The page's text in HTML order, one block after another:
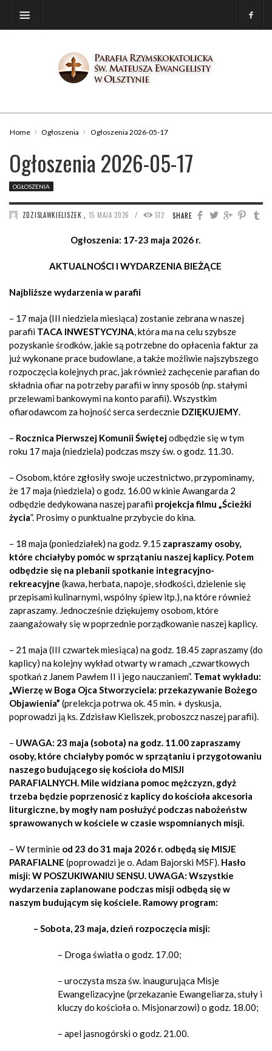
Home Ogłoszenia Ogłoszenia 2026-05-17
Ogłoszenia 2026-05-17
OGŁOSZENIA
SHARE
ZDZISLAWKIELISZEK 15 MAJA 2026 / 512
Ogłoszenia: 17-23 maja 2026 r.
AKTUALNOŚCI I WYDARZENIA BIEŻĄCE
Najbliższe wydarzenia w parafii
– 17 maja (III niedziela miesiąca) zostanie zebrana w naszej
parafii TACA INWESTYCYJNA, którama na celu szybsze
pozyskanie środków, jakie są potrzebne do opłacenia faktur za
już wykonane prace budowlane, a także możliwie najszybszego
rozpoczęcia kolejnych prac, jak również zachęcenie parafian do
składnia ofiar na potrzeby parafii w inny sposób (np. stałymi
przelewami bankowymi na konto parafii).Wszystkim
ofiarodawcom za hojność serca serdecznie DZIĘKUJEMY.
– Rocznica Pierwszej Komunii Świętejodbędzie się w tym
roku 17 maja (niedziela) podczas mszy św. o godz. 11.30.
– Osobom, które zgłosiły swoje uczestnictwo, przypominamy,
że 17 maja (niedziela) o godz. 16.00 w kinie Awangarda 2
odbędzie dedykowana naszej parafii projekcja filmu „Ścieżki
życia”. Prosimy o punktualne przybycie do kina.
– 18 maja (poniedziałek) na godz. 9.15 zapraszamy osoby,
które chciałyby pomóc w sprzątaniu naszej kaplicy. Potem
odbędzie się na plebanii spotkanie integracyjno-
rekreacyjne (kawa, herbata, napoje, słodkości, dzielenie się
przepisami kulinarnymi, wspólny śpiew itp.), na które również
zapraszamy. Jednocześnie dziękujemy osobom, które
zaangażowały się w poprzednie porządkowanie naszej kaplicy.
– 21 maja (III czwartek miesiąca) na godz. 18.45 zapraszamy (do
kaplicy) na kolejny wykład otwarty w ramach „czwartkowych
spotkań z Janem Pawłem II i jego nauczaniem”. Temat wykładu:
„Wierzę w Boga Ojca Stworzyciela: przekazywanie Bożego
Objawienia” (prelekcja potrwa ok. 45 min. + dyskusja,
poprowadzi ją ks. Zdzisław Kieliszek, proboszcz naszej parafii).
– UWAGA: 23 maja (sobota) na godz. 11.00 zapraszamy
osoby, które chciałyby pomóc w sprzątaniu i przygotowaniu
naszego budującego się kościoła do MISJI
PARAFIALNYCH. Mile widziana pomoc mężczyzn, gdyż
trzeba będzie poprzenosić z kaplicy do kościoła akcesoria
liturgiczne, by mogły nam posłużyć podczas nabożeństw
sprawowanych w kościele w czasie wspomnianych misji.
– W terminie od 23 do 31 maja 2026 r. odbędą się MISJE
PARAFIALNE (poprowadzi je o. Adam Bajorski MSF). Hasło
misji: W POSZUKIWANIU SENSU. UWAGA: Wszystkie
wydarzenia zaplanowane podczas misji odbędą się w
naszym budującym się kościele. Ramowy program:
– Sobota, 23 maja, dzień rozpoczęcia misji:
– Droga światła o godz. 17.00;
– uroczysta msza św. inaugurująca Misje
Ewangelizacyjne (przekazanie Ewangeliarza, stuły i
kluczy do kościoła o. Misjonarzowi) o godz. 18.00;
– apel jasnogórski o godz. 21.00.